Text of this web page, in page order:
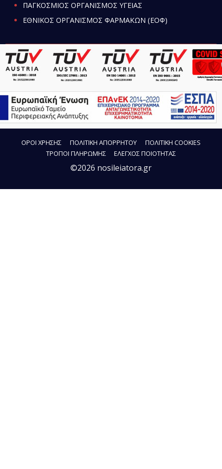
ΠΑΓΚΟΣΜΙΟΣ ΟΡΓΑΝΙΣΜΟΣ ΥΓΕΙΑΣ
ΕΘΝΙΚΟΣ ΟΡΓΑΝΙΣΜΟΣ ΦΑΡΜΑΚΩΝ (ΕΟΦ)
ΟΡΟΙ ΧΡΗΣΗΣ ΠΟΛΙΤΙΚΗ ΑΠΟΡΡΗΤΟΥ
ΠΟΛΙΤΙΚΗ COOKIES
ΤΡΟΠΟΙ ΠΛΗΡΩΜΗΣ
ΕΛΕΓΧΟΣ ΠΟΙΟΤΗΤΑΣ
©2026 nosileiatora.gr